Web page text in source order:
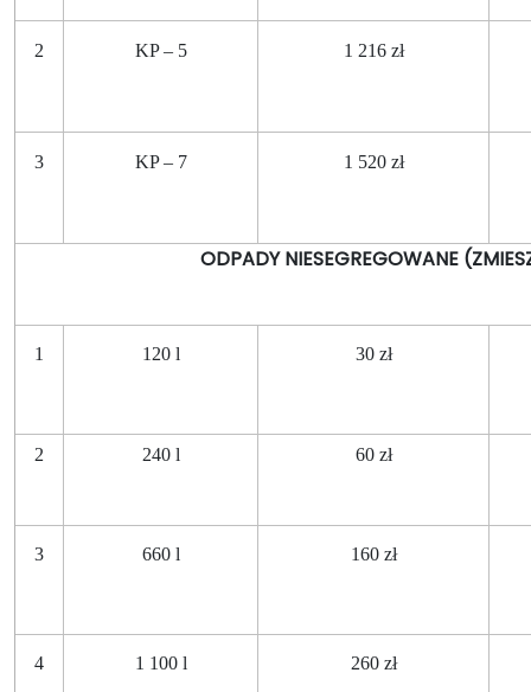
2 KP – 5 1 216 zł
3 KP – 7 1 520 zł
ODPADY NIESEGREGOWANE
1 120 l 30 zł
2 240 l 60 zł
3 660 l 160 zł
4 1 100 l 260 zł